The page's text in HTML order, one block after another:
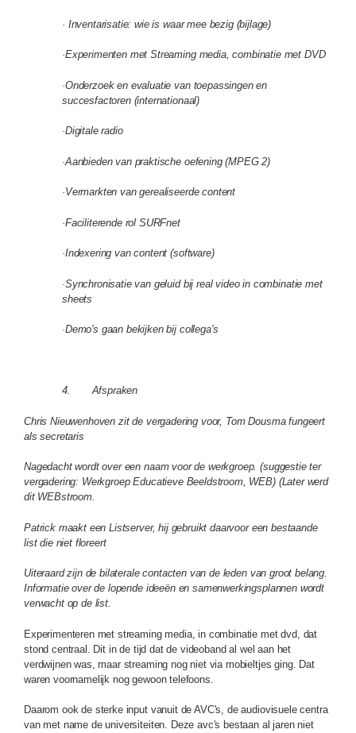
· Inventarisatie: wie is waar mee bezig (bijlage)
·Experimenten met Streaming media, combinatie met DVD
·Onderzoek en evaluatie van toepassingen en
succesfactoren (internationaal)
·Digitale radio
·Aanbieden van praktische oefening (MPEG 2)
·Vermarkten van gerealiseerde content
·Faciliterende rol SURFnet
·Indexering van content (software)
·Synchronisatie van geluid bij real video in combinatie met
sheets
·Demo's gaan bekijken bij collega's
4. Afspraken
Chris Nieuwenhoven zit de vergadering voor, Tom Dousma fungeert
als secretaris
Nagedacht wordt over een naam voor de werkgroep. (suggestie ter
vergadering: Werkgroep Educatieve Beeldstroom, WEB) (Later werd
dit WEBstroom.
Patrick maakt een Listserver, hij gebruikt daarvoor een bestaande
list die niet floreert
Uiteraard zijn de bilaterale contacten van de leden van groot belang.
Informatie over de lopende ideeën en samenwerkingsplannen wordt
verwacht op de list.
Experimenteren met streaming media, in combinatie met dvd, dat
stond centraal. Dit in de tijd dat de videoband al wel aan het
verdwijnen was, maar streaming nog niet via mobieltjes ging. Dat
waren voornamelijk nog gewoon telefoons.
Daarom ook de sterke input vanuit de AVC's, de audiovisuele centra
van met name de universiteiten. Deze avc's bestaan al jaren niet